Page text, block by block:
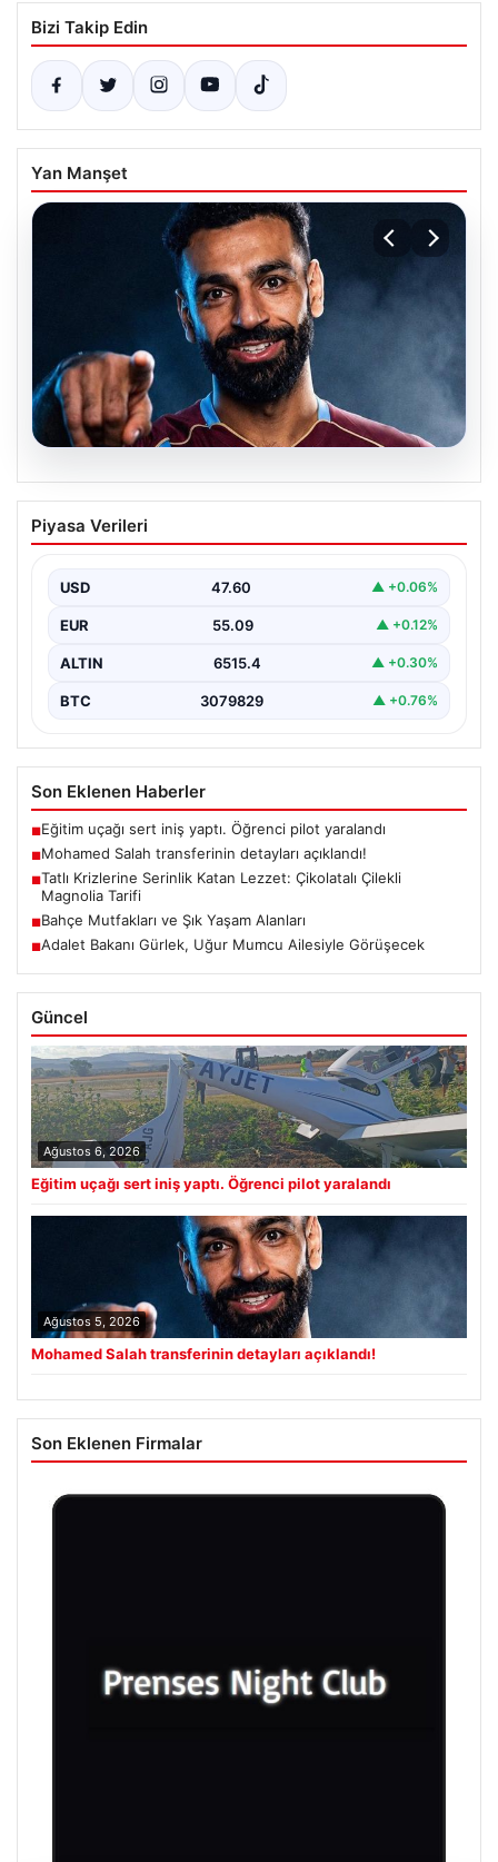
Bizi Takip Edin
Yan Manşet
Mohamed Salah transferinin detayları
açıklandı!
Piyasa Verileri
USD 47.60 ▲ +0.06%
EUR 55.09 ▲ +0.12%
ALTIN 6515.4 ▲ +0.30%
BTC 3079829 ▲ +0.76%
Son Eklenen Haberler
■Eğitim uçağı sert iniş yaptı. Öğrenci pilot yaralandı
■Mohamed Salah transferinin detayları açıklandı!
■Tatlı Krizlerine Serinlik Katan Lezzet: Çikolatalı Çilekli
Magnolia Tarifi
■Bahçe Mutfakları ve Şık Yaşam Alanları
■Adalet Bakanı Gürlek, Uğur Mumcu Ailesiyle Görüşecek
Güncel
Ağustos 6, 2026
Eğitim uçağı sert iniş yaptı. Öğrenci pilot yaralandı
Ağustos 5, 2026
Mohamed Salah transferinin detayları açıklandı!
Son Eklenen Firmalar